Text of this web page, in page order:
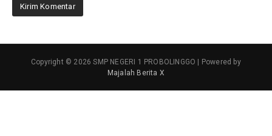
Copyright © 2026 SMP NEGERI 1 PROBOLINGGO | Powered by
Majalah Berita X